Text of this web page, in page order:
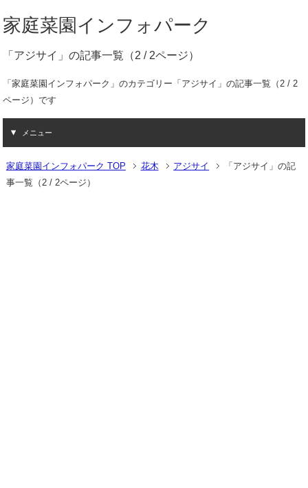
家庭菜園インフォパーク
「アジサイ」の記事一覧（2 / 2ページ）
「家庭菜園インフォパーク」のカテゴリー「アジサイ」の記事一覧（2 / 2
ページ）です
メニュー
家庭菜園インフォパーク TOP 花木 アジサイ
「アジサイ」の記
事一覧（2 / 2ページ）